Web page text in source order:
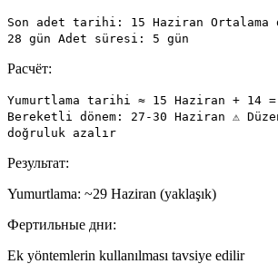
Son adet tarihi: 15 Haziran Ortalama
28 gün Adet süresi: 5 gün
Расчёт:
Yumurtlama tarihi ≈ 15 Haziran + 14
Bereketli dönem: 27-30 Haziran ⚠️
doğruluk azalır
Результат:
Yumurtlama: ~29 Haziran (yaklaşık)
Фертильные дни:
Ek yöntemlerin kullanılması tavsiye edilir